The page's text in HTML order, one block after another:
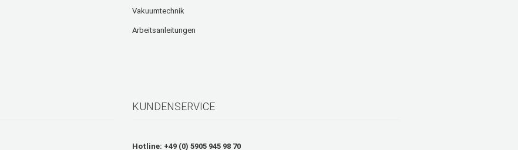
Vakuumtechnik
Arbeitsanleitungen
KUNDENSERVICE
Hotline: +49 (0) 5905 945 98 70